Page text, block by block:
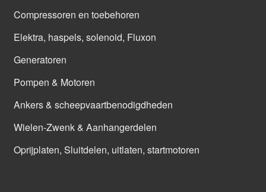
Compressoren en toebehoren
Elektra, haspels, solenoid, Fluxon
Generatoren
Pompen & Motoren
Ankers & scheepvaartbenodigdheden
Wielen-Zwenk & Aanhangerdelen
Oprijplaten, Sluitdelen, uitlaten, startmotoren